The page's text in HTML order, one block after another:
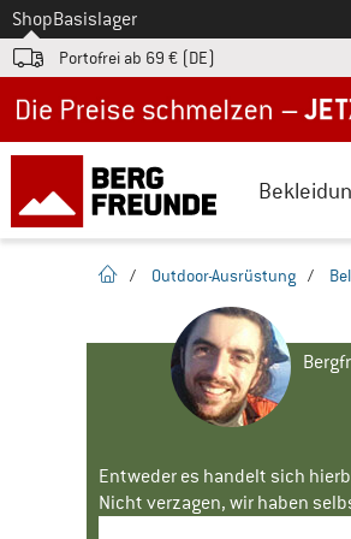
Zum
ShopBasislager
Portofrei ab 69 € (DE)
Startseite
/ Outdoor-Ausrüstung /
Entweder es handelt sich
Nicht verzagen, wir haben